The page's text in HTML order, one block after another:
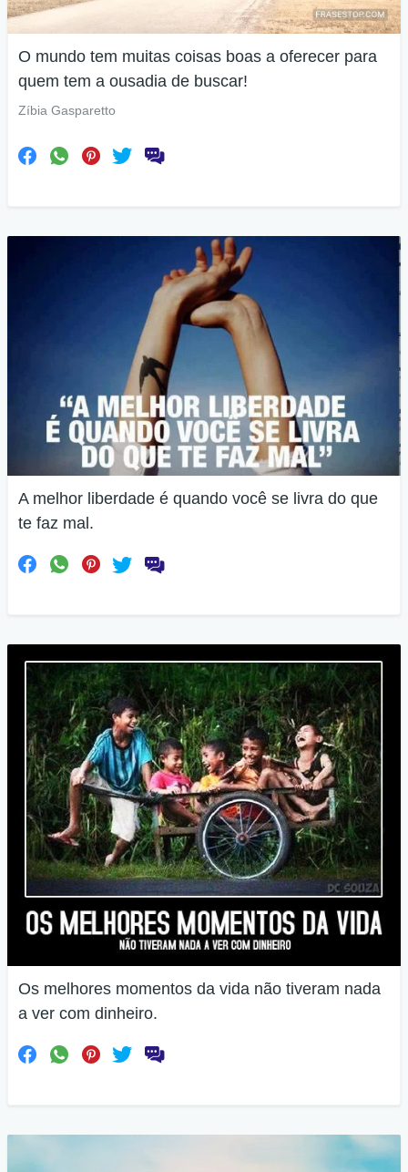
O mundo tem muitas coisas boas a oferecer para
quem tem a ousadia de buscar!
Zíbia Gasparetto
A melhor liberdade é quando você se livra do que
te faz mal.
Os melhores momentos da vida não tiveram nada
a ver com dinheiro.